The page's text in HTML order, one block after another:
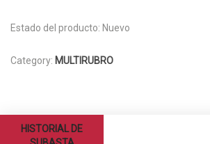
Estado del producto: Nuevo
Category: MULTIRUBRO
HISTORIAL DE